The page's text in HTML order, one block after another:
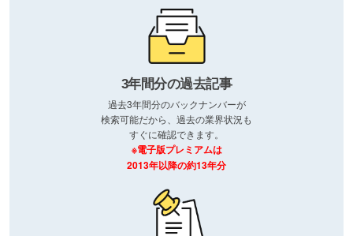
3年間分の過去記事
過去3年間分のバックナンバーが
検索可能だから、過去の業界状況も
すぐに確認できます。
※電子版プレミアムは
2013年以降の約13年分